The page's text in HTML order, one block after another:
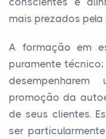
mais prezados
A formação em
puramente
promoção da
de seus clientes.
ser